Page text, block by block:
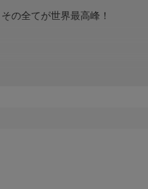
の全てが世界最高峰！